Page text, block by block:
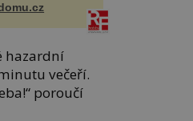
hazardní
večeří.
poroučí